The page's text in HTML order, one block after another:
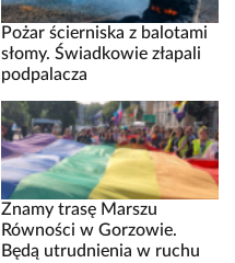
Pożar ścierniska z balotami
słomy. Świadkowie złapali
podpalacza
Znamy trasę Marszu
Równości w Gorzowie.
Będą utrudnienia w ruchu